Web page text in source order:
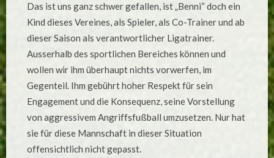
Das ist uns ganz schwer gefallen, ist „Benni“ doch ein
Kind dieses Vereines, als Spieler, als Co-Trainer und ab
dieser Saison als verantwortlicher Ligatrainer.
Ausserhalb des sportlichen Bereiches können und
wollen wir ihm überhaupt nichts vorwerfen, im
Gegenteil. Ihm gebührt hoher Respekt für sein
Engagement und die Konsequenz, seine Vorstellung
von aggressivem Angriffsfußball umzusetzen. Nur hat
sie für diese Mannschaft in dieser Situation
offensichtlich nicht gepasst.